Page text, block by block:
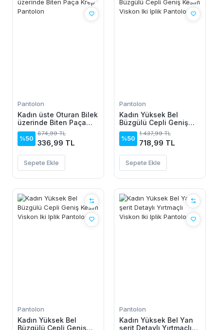
Pantolon
Kadın üste Oturan Bilek
üzerinde Biten Paça
Krep Pantolon
%50
674,99 TL
336,99 TL
Sepete Ekle
Pantolon
Kadın Yüksek Bel
Büzgülü Cepli Geniş
Kesim Viskon Iki Iplik
Pantolon
%50
1.437,99 TL
718,99 TL
Sepete Ekle
Pantolon
Kadın Yüksek Bel
Büzgülü Cepli Geniş
Pantolon
Kadın Yüksek Bel Yan
şerit Detaylı Yırtmaçlı